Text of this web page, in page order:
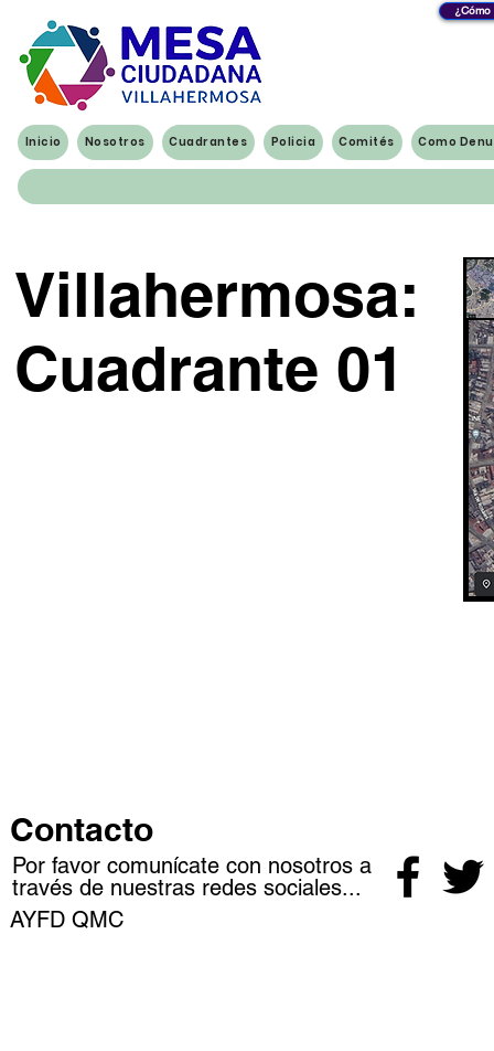
Inicio Nosotros Cuadrantes Policia Comités Como
Villahermosa:
Cuadrante 01
Contacto
Por favor comunícate con nosotros a
través de nuestras redes sociales...
AYFD QMC